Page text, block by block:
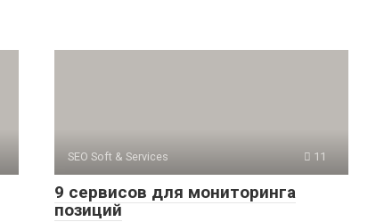
SEO Soft & Services 11
9 сервисов для мониторинга
позиций